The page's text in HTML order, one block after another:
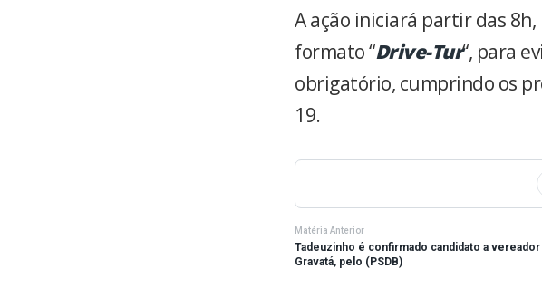
A ação iniciará partir das
formato “Drive-Tur“, para
obrigatório, cumprindo os
19.
Matéria Anterior
Tadeuzinho é confirmado candidato a
Gravatá, pelo (PSDB)